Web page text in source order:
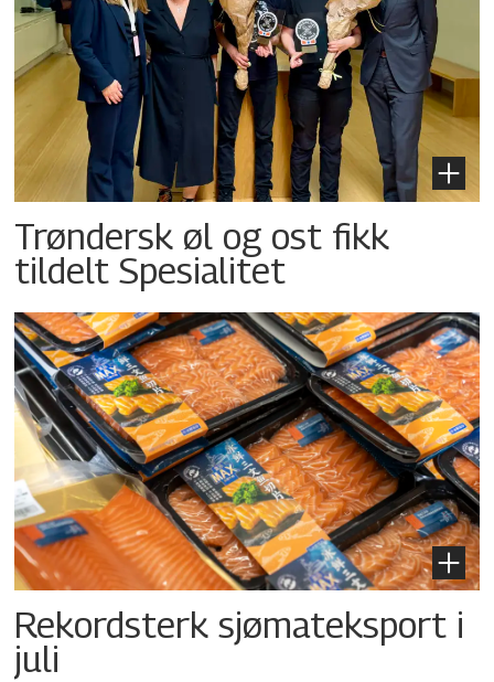
Trøndersk øl og ost fikk
tildelt Spesialitet
Rekordsterk sjømateksport i
juli